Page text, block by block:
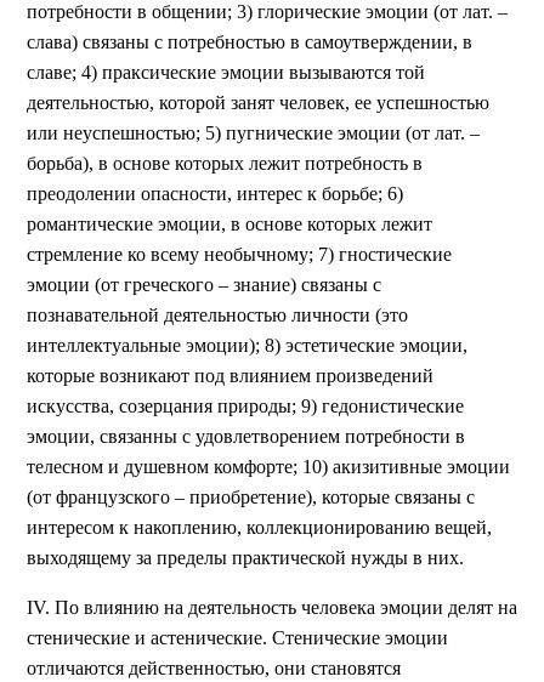
потребности в общении; 3) глорические эмоции (от лат. –
слава) связаны с потребностью в самоутверждении, в
славе; 4) праксические эмоции вызываются той
деятельностью, которой занят человек, ее успешностью
или неуспешностью; 5) пугнические эмоции (от лат. –
борьба), в основе которых лежит потребность в
преодолении опасности, интерес к борьбе; 6)
романтические эмоции, в основе которых лежит
стремление ко всему необычному; 7) гностические
эмоции (от греческого – знание) связаны с
познавательной деятельностью личности (это
интеллектуальные эмоции); 8) эстетические эмоции,
которые возникают под влиянием произведений
искусства, созерцания природы; 9) гедонистические
эмоции, связанны с удовлетворением потребности в
телесном и душевном комфорте; 10) акизитивные эмоции
(от французского – приобретение), которые связаны с
интересом к накоплению, коллекционированию вещей,
выходящему за пределы практической нужды в них.
IV. По влиянию на деятельность человека эмоции делят на
стенические и астенические. Стенические эмоции
отличаются действенностью, они становятся